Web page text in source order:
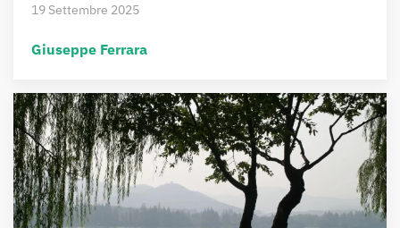
19 Settembre 2025
Giuseppe Ferrara